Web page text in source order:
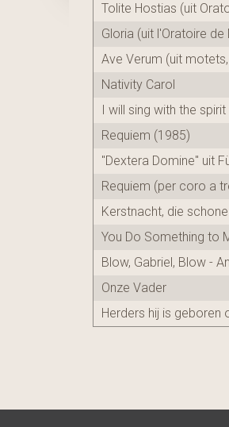
Tolite Hostias (uit
Gloria (uit l'Oratoire de
Ave Verum (uit
Nativity Carol
I will sing with the spirit
Requiem (1985)
"Dextera Domine" uit
Requiem (per coro a
Kerstnacht, die schone
You Do Something to
Blow, Gabriel, Blow -
Onze Vader
Herders hij is geboren